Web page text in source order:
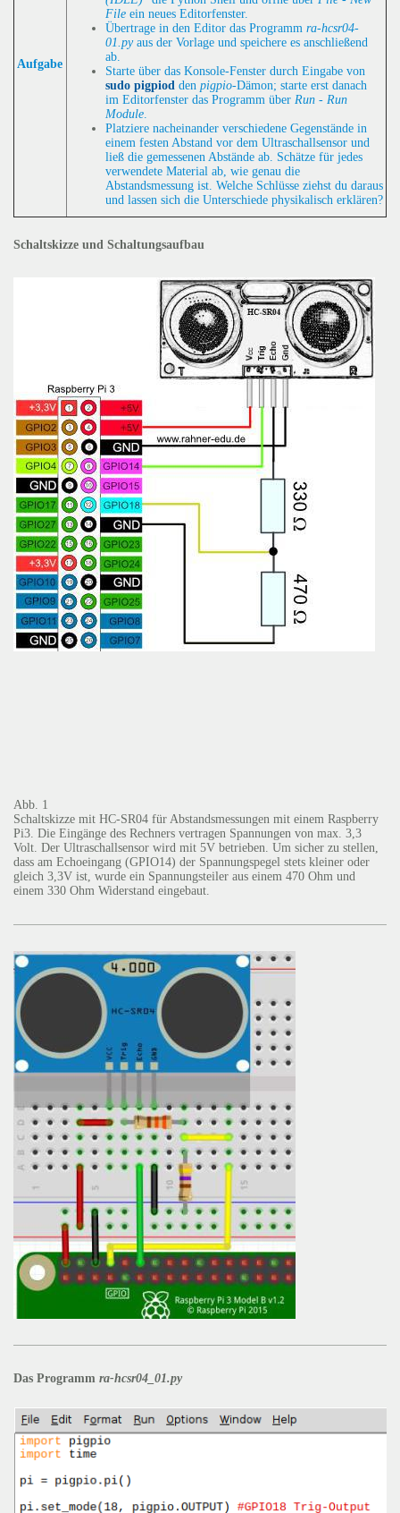
Aufgabe
File ein neues Editorfenster.
Übertrage in den Editor das Programm ra-hcsr04-
01.pyaus der Vorlage und speichere es anschließend
ab.
Starte über das Konsole-Fenster durch Eingabe von
sudo pigpiod den pigpio-Dämon; starte erst danach
im Editorfenster das Programm über Run - Run
Module
Platziere nacheinander verschiedene Gegenstände in
einem festen Abstand vor dem Ultraschallsensor und
ließ die gemessenen Abstände ab. Schätze für jedes
verwendete Material ab, wie genau die
Abstandsmessung ist. Welche Schlüsse ziehst du daraus
und lassen sich die Unterschiede physikalisch erklären?
Schaltskizze und Schaltungsaufbau
Abb. 1
Schaltskizze mit HC-SR04 für Abstandsmessungen mit einem Raspberry
Pi3. Die Eingänge des Rechners vertragen Spannungen von max. 3,3
Volt. Der Ultraschallsensor wird mit 5V betrieben. Um sicher zu stellen,
dass am Echoeingang (GPIO14) der Spannungspegel stets kleiner oder
gleich 3,3V ist, wurde ein Spannungsteiler aus einem 470 Ohm und
einem 330 Ohm Widerstand eingebaut.
Das Programm ra-hcsr04_01.py